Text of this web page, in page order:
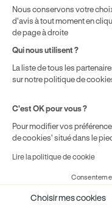
Nous conservons votre
d'avis à tout moment en
de page à droite
Qui nous utilisent ?
La liste de tous les
sur notre politique de
C'est OK pour vous ?
Pour modifier vos
de cookies' situé dans le
Lire la politique de cookie
Choisir mes cookies
Cookies